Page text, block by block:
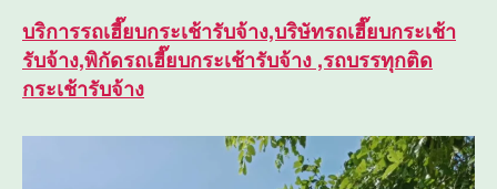
บริการรถเฮี๊ยบกระเช้ารับจ้าง,บริษัทรถเฮี๊ยบกระเช้า
รับจ้าง,พิกัดรถเฮี๊ยบกระเช้ารับจ้าง ,รถบรรทุกติด
กระเช้ารับจ้าง